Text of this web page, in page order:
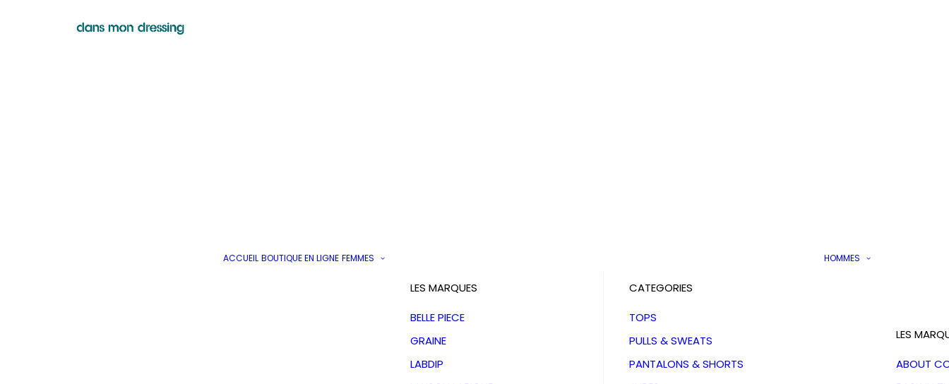
ACCUEIL BOUTIQUE EN LIGNE FEMMES
LES MARQUES
BELLE PIECE
GRAINE
LABDIP
CATEGORIES
TOPS
PULLS & SWEATS
PANTALONS & SHORTS
HOMMES
LES
ABOUT